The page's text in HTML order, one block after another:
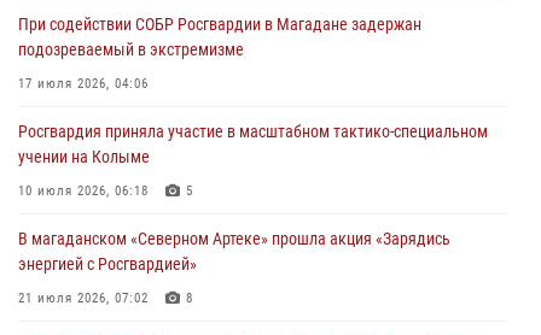
15 июля 2026, 06:21
Кинологический тандем из Магадана завоевал бронзу на
15 июля 2026, 04:34
При содействии СОБР Росгвардии в Магадане задержан
подозреваемый в экстремизме
17 июля 2026, 04:06
Росгвардия приняла участие в масштабном тактико-специальном
учении на Колыме
10 июля 2026, 06:18 5
В магаданском «Северном Артеке» прошла акция «Зарядись
энергией с Росгвардией»
21 июля 2026, 07:02 8